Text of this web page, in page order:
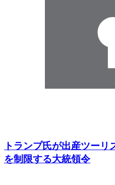
トランプ氏が出産ツー
を制限する大統領令